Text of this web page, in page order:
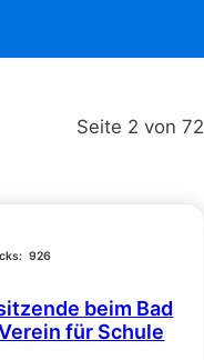
Seite 2 von 72
926
beim Bad
für Schule